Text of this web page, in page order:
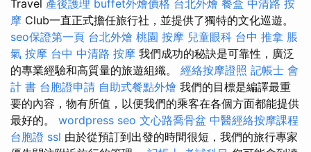
Travel 產後護理 buffet外燴價格 台北外燴 餐盒 中清路 按
摩 Club一直正式擔任旅行社，並提供了獨特的文化巡遊。
seo保證第一頁 台北外燴 桃園 按摩 兒童眼科 台中 推拿 脹
氣 按摩 台中 中清路 按摩 我們成功的秘訣是可靠性，廣泛
的專業經驗和高質量的旅遊組織。 經絡按摩證照 記帳士 會
計 書 台胞證申請 自助式餐點外燴 我們的目標是編譯最重
要的內容，物有所值，以便我們的乘客在各個方面都能提供
最好的。 wordpress seo 文心路喬骨盆 中醫經絡按摩課程
台胞證 ssl 由於從預訂到出發的時間很短，我們的旅行專家